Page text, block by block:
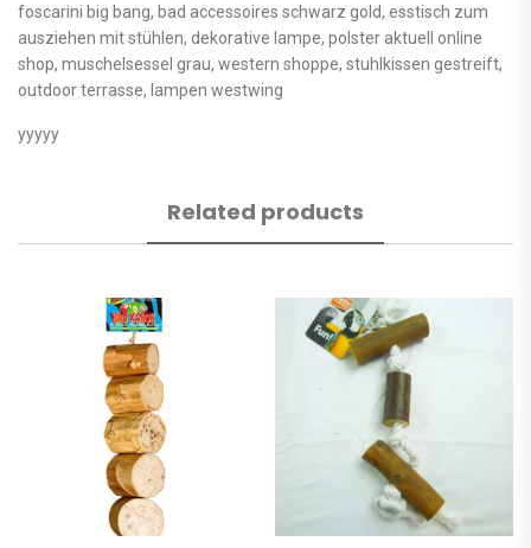
foscarini big bang, bad accessoires schwarz gold, esstisch zum
ausziehen mit stühlen, dekorative lampe, polster aktuell online
shop, muschelsessel grau, western shoppe, stuhlkissen gestreift,
outdoor terrasse, lampen westwing
yyyyy
Related products